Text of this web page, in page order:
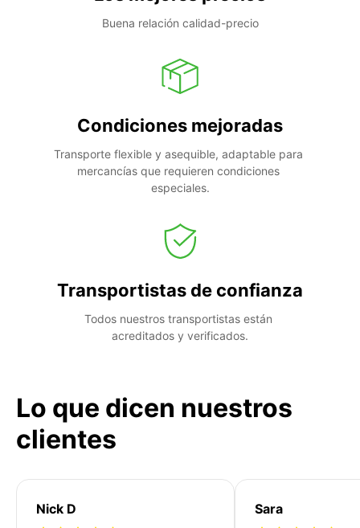
Buena relación calidad-precio
Condiciones mejoradas
Transporte flexible y asequible, adaptable para
mercancías que requieren condiciones
especiales.
Transportistas de confianza
Todos nuestros transportistas están
acreditados y verificados.
Lo que dicen nuestros
clientes
Nick D Sara